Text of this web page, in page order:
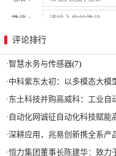
评论排行
·智慧水务与传感器(7)
·中科紫东太初：以多模态大模
·东土科技并购高威科：工业自
· 自动化网诚征自动化科技赋能
·深耕应用，兆易创新携全系产
·恒力集团董事长陈建华：致力于打造全球行业标杆，为